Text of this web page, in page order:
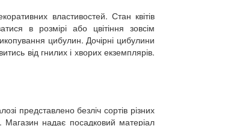
властивостей. Стан квітів
в розмірі або цвітіння зовсім
цибулин. Дочірні цибулини
від гнилих і хворих екземплярів.
представлено безліч сортів різних
Магазин надає посадковий матеріал